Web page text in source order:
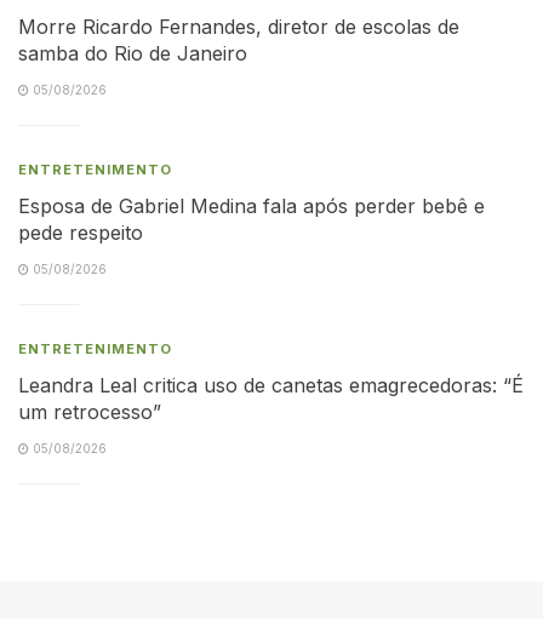
Morre Ricardo Fernandes, diretor de escolas de
samba do Rio de Janeiro
05/08/2026
ENTRETENIMENTO
Esposa de Gabriel Medina fala após perder bebê e
pede respeito
05/08/2026
ENTRETENIMENTO
Leandra Leal critica uso de canetas emagrecedoras: “É
um retrocesso”
05/08/2026